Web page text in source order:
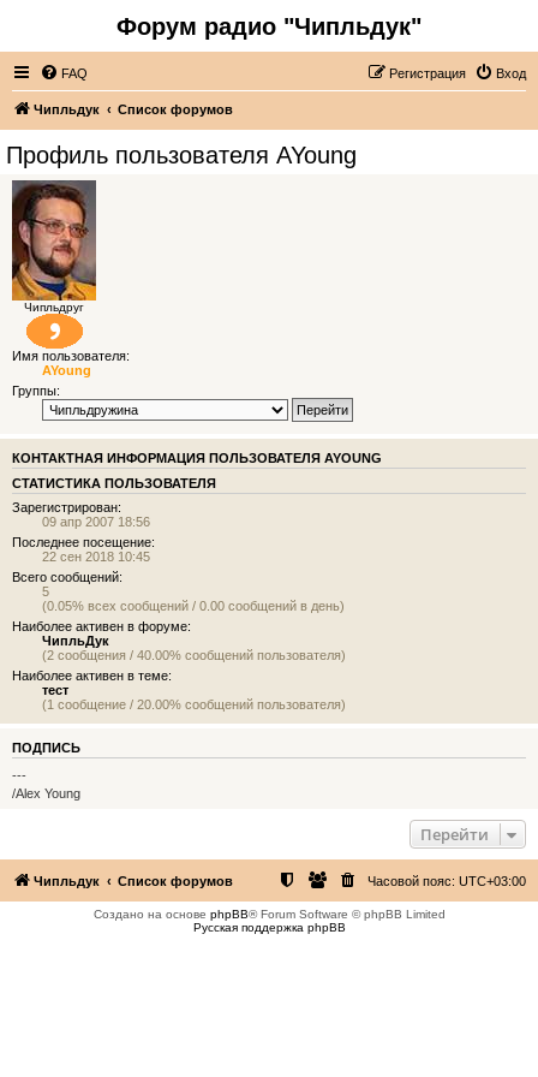
Форум радио "Чипльдук"
FAQ Вход
Регистрация
Чипльдук Список форумов
Профиль пользователя AYoung
Чипльдруг
Имя пользователя:
AYoung
Группы:
КОНТАКТНАЯ ИНФОРМАЦИЯ ПОЛЬЗОВАТЕЛЯ AYOUNG
СТАТИСТИКА ПОЛЬЗОВАТЕЛЯ
Зарегистрирован:
09 апр 2007 18:56
Последнее посещение:
22 сен 2018 10:45
Всего сообщений:
5
(0.05% всех сообщений / 0.00 сообщений в день)
Наиболее активен в форуме:
ЧипльДук
(2 сообщения / 40.00% сообщений пользователя)
Наиболее активен в теме:
тест
(1 сообщение / 20.00% сообщений пользователя)
ПОДПИСЬ
---
/Alex Young
Перейти
Чипльдук Список форумов Часовой пояс: UTC+03:00
Создано на основе phpBB® Forum Software © phpBB Limited
Русская поддержка phpBB